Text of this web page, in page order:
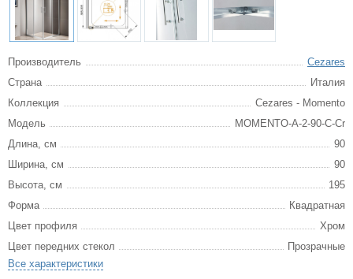
Производитель
Cezares
Страна
Италия
Коллекция
Cezares - Momento
Модель
MOMENTO-A-2-90-C-Cr
Длина, см
90
Ширина, см
90
Высота, см
195
Форма
Квадратная
Цвет профиля
Хром
Цвет передних стекол
Прозрачные
Все характеристики